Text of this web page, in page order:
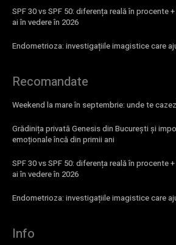
SPF 30 vs SPF 50: diferența reală în procente
ai în vedere în 2026
Endometrioza: investigațiile imagistice care
Recomandate
Weekend la mare în septembrie: unde te
Grădinița privată Genesis din București și
emoționale încă din primii ani
SPF 30 vs SPF 50: diferența reală în procente
ai în vedere în 2026
Endometrioza: investigațiile imagistice care
Info